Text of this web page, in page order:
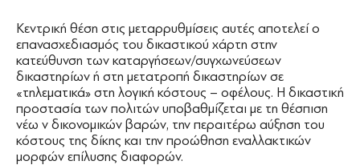
Κεντρική θέση στις μεταρρυθμίσεις αυτές αποτελεί ο
επανασχεδιασμός του δικαστικού χάρτη στην
κατεύθυνση των καταργήσεων/συγχωνεύσεων
δικαστηρίων ή στη μετατροπή δικαστηρίων σε
«τηλεματικά» στη λογική κόστους – οφέλους. Η δικαστική
προστασία των πολιτών υποβαθμίζεται με τη θέσπιση
νέω ν δικονομικών βαρών, την περαιτέρω αύξηση του
κόστους της δίκης και την προώθηση εναλλακτικών
μορφών επίλυσης διαφορών.